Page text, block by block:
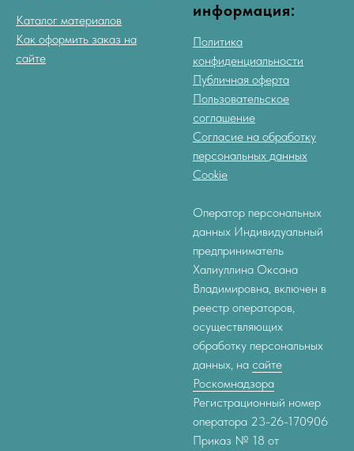
Каталог материалов
Как оформить заказ на
сайте
информация:
Политика
конфиденциальности
Публичная оферта
Пользовательское
соглашение
Согласие на обработку
персональных данных
Cookie
Оператор персональных
данных Индивидуальный
предприниматель
Халиуллина Оксана
Владимировна, включен в
реестр операторов,
осуществляющих
обработку персональных
данных, на сайте
Роскомнадзора
Регистрационный номер
оператора 23-26-170906
Приказ № 18 от